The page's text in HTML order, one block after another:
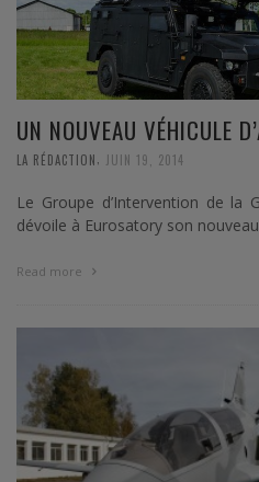
UN NOUVEAU VÉHICULE
LA RÉDACTION JUIN 19, 2014
Le Groupe d’Intervention de la
dévoile à Eurosatory son
Read more